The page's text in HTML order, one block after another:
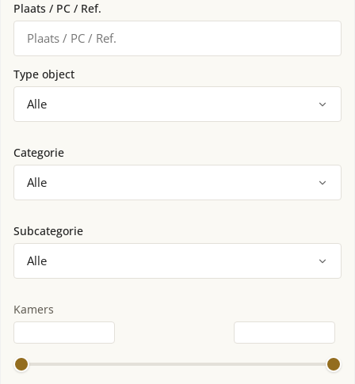
Plaats / PC / Ref.
Type object
Categorie
Subcategorie
Kamers